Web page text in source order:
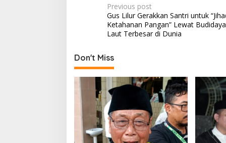
P
o
s
n
a
v
i
g
a
Previous post
Gus Lilur Gerakkan Santri untuk
Ketahanan Pangan” Lewat
Laut Terbesar di Dunia
Don't Miss